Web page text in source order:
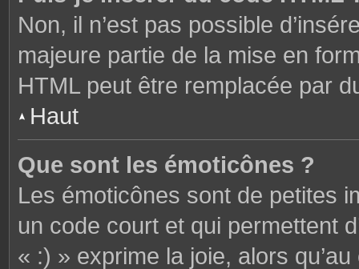
Non, il n’est pas possible
majeure partie de la mise en
HTML peut être remplacée par
Haut
Que sont les émoticônes ?
Les émoticônes sont de petites
un code court et qui permettent
« :) » exprime la joie, alors